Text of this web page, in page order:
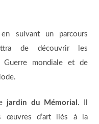
suivant un parcours
de découvrir les
Guerre mondiale et de
jardin du Mémorial . Il
œuvres d’art liés à la